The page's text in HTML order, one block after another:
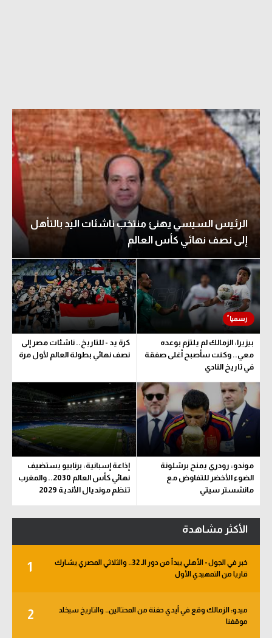
الرئيس السيسي يهنئ منتخب ناشئات اليد بالتأهل
إلى نصف نهائي كأس العالم
بيزيرا: الزمالك لم يلتزم بوعده
معي.. وكنت سأصبح أغلى صفقة
في تاريخ النادي
كرة يد - للتاريخ.. ناشئات مصر إلى
نصف نهائي بطولة العالم لأول مرة
موندو: رودري يمنح برشلونة
الضوء الأخضر للتفاوض مع
مانشستر سيتي
إذاعة إسبانية: برنابيو يستضيف
نهائي كأس العالم 2030.. والمغرب
تنظم مونديال الأندية 2029
الأكثر مشاهدة
1
خبر في الجول - الأهلي يبدأ من دور الـ 32.. والثلاثي المصري يشارك
قاريا من التمهيدي الأول
2
ميدو: الزمالك وقع في أيدي حفنة من المحتالين.. والتاريخ سيخلد
موقفنا